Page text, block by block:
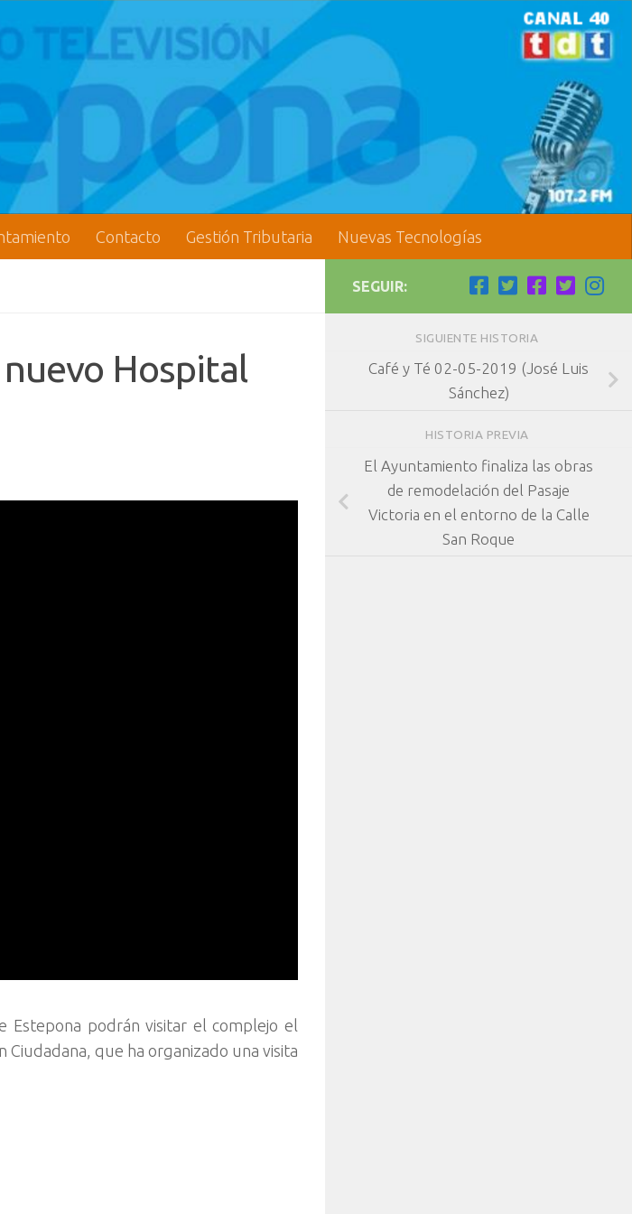
Contacto Gestión Tributaria Nuevas Tecnologías
nuevo Hospital
Estepona podrán visitar el complejo el
que ha organizado una visita
SEGUIR:
SIGUIENTE HISTORIA
Café y Té 02-05-2019 (José Luis
Sánchez)
HISTORIA PREVIA
El Ayuntamiento finaliza las obras
de remodelación del Pasaje
Victoria en el entorno de la Calle
San Roque